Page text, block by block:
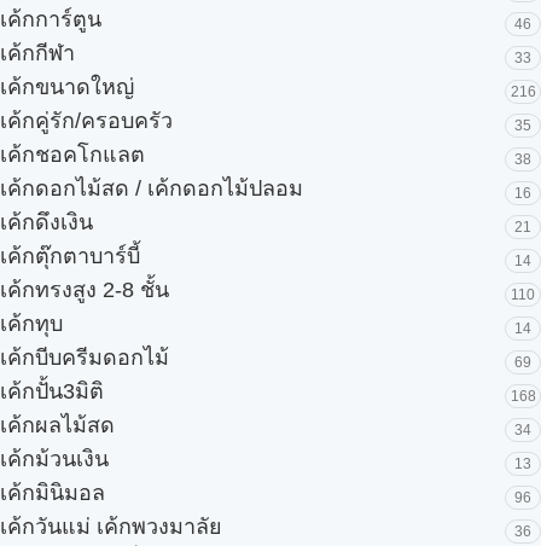
เค้กการ์ตูน 46
เค้กกีฬา 33
เค้กขนาดใหญ่ 216
เค้กคู่รัก/ครอบครัว 35
เค้กชอคโกแลต 38
เค้กดอกไม้สด / เค้กดอกไม้ปลอม 16
เค้กดึงเงิน 21
เค้กตุ๊กตาบาร์บี้ 14
เค้กทรงสูง 2-8 ชั้น 110
เค้กทุบ 14
เค้กบีบครีมดอกไม้ 69
เค้กปั้น3มิติ 168
เค้กผลไม้สด 34
เค้กม้วนเงิน 13
เค้กมินิมอล 96
เค้กวันแม่ เค้กพวงมาลัย 36